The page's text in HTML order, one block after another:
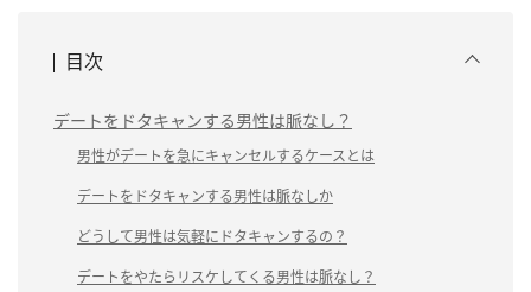
目次
デートをドタキャンする男性は脈なし？
男性がデートを急にキャンセルするケースとは
デートをドタキャンする男性は脈なしか
どうして男性は気軽にドタキャンするの？
デートをやたらリスケしてくる男性は脈なし？